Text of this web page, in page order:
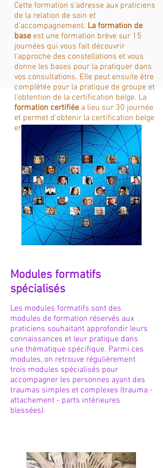
Cette formation s'adresse aux praticiens
de la relation de soin et
d'accompagnement. La formation de
base est une formation brève sur 15
journées qui vous fait découvrir
l'approche des constellations et vous
donne les bases pour la pratiquer dans
vos consultations. Elle peut ensuite être
complètée pour la pratique de groupe et
l'obtention de la certification belge. La
formation certifiée a lieu sur 30 journée
et permet d'obtenir la certification belge
en fin de cursus.
Modules formatifs
spécialisés
Les modules formatifs sont des
modules de formation réservés aux
praticiens souhaitant approfondir leurs
connaissances et leur pratique dans
une thématique spécifique. Parmi ces
modules, on retrouve régulièrement
trois modules spécialisés pour
accompagner les personnes ayant des
traumas simples et complexes (trauma -
attachement - parts intérieures
blessées).